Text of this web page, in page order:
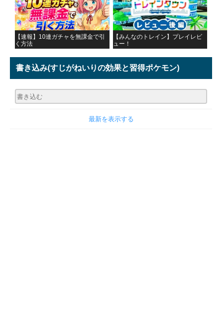
【速報】10連ガチャを無課金で引
く方法
【みんなのトレイン】プレイレビ
ュー！
書き込み(すじがねいりの効果と習得ポケモン)
最新を表示する